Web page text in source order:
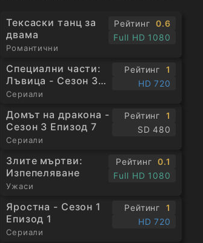
Тексаски танц за
двама
Романтични
Рейтинг
0.6
Full HD 1080
Специални части:
Лъвица - Сезон 3
Епизод 1
Сериали
Рейтинг
1
HD 720
Домът на дракона -
Сезон 3 Епизод 7
Сериали
Рейтинг
1
SD 480
Злите мъртви:
Изпепеляване
Ужаси
Рейтинг
0.1
Full HD 1080
Яростна - Сезон 1
Епизод 1
Сериали
Рейтинг
1
HD 720